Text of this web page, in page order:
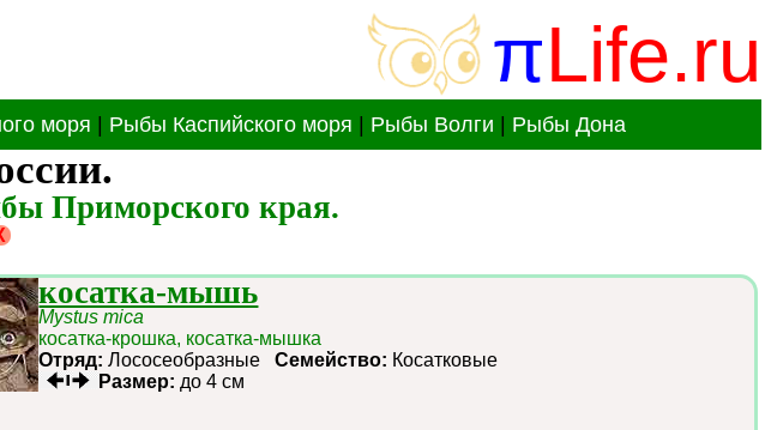
πLife.ru
моря Рыбы Каспийского моря Рыбы Волги Рыбы Дона
Приморского края.
косатка-мышь
Mystus mica
косатка-крошка, косатка-мышка
Отряд: ЛососеобразныеСемейство: Косатковые
Размер: до 4 см